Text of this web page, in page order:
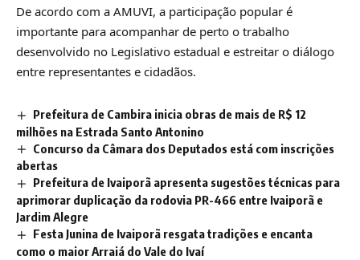
De acordo com a AMUVI, a participação popular é
importante para acompanhar de perto o trabalho
desenvolvido no Legislativo estadual e estreitar o diálogo
entre representantes e cidadãos.
Prefeitura de Cambira inicia obras de mais de R$ 12
milhões na Estrada Santo Antonino
Concurso da Câmara dos Deputados está com inscrições
abertas
Prefeitura de Ivaiporã apresenta sugestões técnicas para
aprimorar duplicação da rodovia PR-466 entre Ivaiporã e
Jardim Alegre
Festa Junina de Ivaiporã resgata tradições e encanta
como o maior Arraiá do Vale do Ivaí